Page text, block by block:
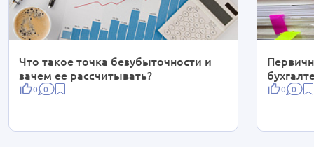
Что такое точка безубыточности и
зачем ее рассчитывать?
0 0 0 0